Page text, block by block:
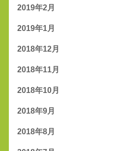
2019年2月
2019年1月
2018年12月
2018年11月
2018年10月
2018年9月
2018年8月